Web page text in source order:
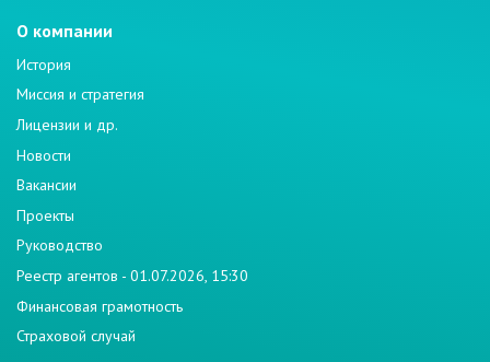
О компании
История
Миссия и стратегия
Лицензии и др.
Новости
Вакансии
Проекты
Руководство
Реестр агентов - 01.07.2026, 15:30
Финансовая грамотность
Страховой случай